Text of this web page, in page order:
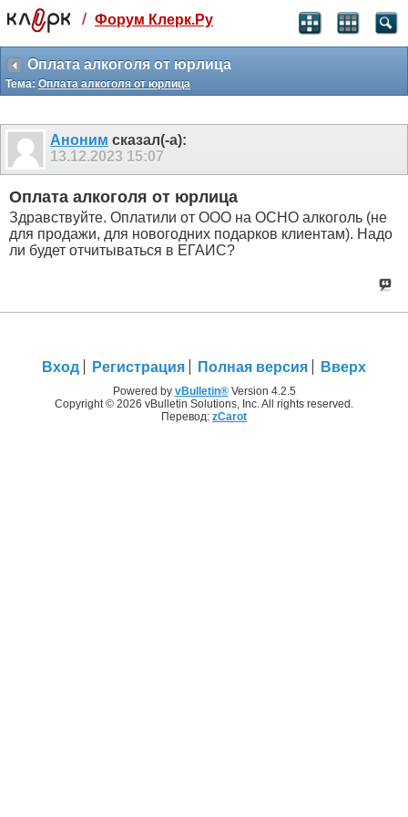
Святые угодники, Клерк без рекламы
прекрасен:)
месяц
3 месяца
259
₽
-10%
499 ₽
-15%
Отмена Оплатить
/ Форум Клерк.Ру
Оплата алкоголя от юрлица
Тема: Оплата алкоголя от юрлица
Аноним сказал(-а):
13.12.2023 15:07
Оплата алкоголя от юрлица
Здравствуйте. Оплатили от ООО на ОСНО алкоголь (не
для продажи, для новогодних подарков клиентам). Надо
ли будет отчитываться в ЕГАИС?
Вход Регистрация Полная версия Вверх
Powered by vBulletin®Version 4.2.5
Copyright © 2026 vBulletin Solutions, Inc. All rights reserved.
Перевод: zCarot